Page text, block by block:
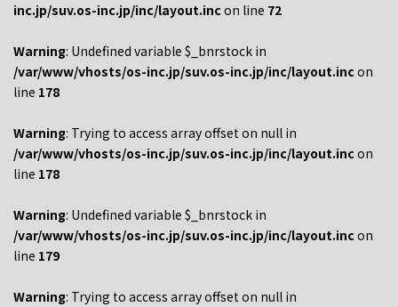
inc.jp/suv.os-inc.jp/inc/layout.inc on line 72
Warning: Undefined variable $_bnrstock in
/var/www/vhosts/os-inc.jp/suv.os-inc.jp/inc/layout.inc on
line 178
Warning: Trying to access array offset on null in
/var/www/vhosts/os-inc.jp/suv.os-inc.jp/inc/layout.inc on
line 178
Warning: Undefined variable $_bnrstock in
/var/www/vhosts/os-inc.jp/suv.os-inc.jp/inc/layout.inc on
line 179
Warning: Trying to access array offset on null in